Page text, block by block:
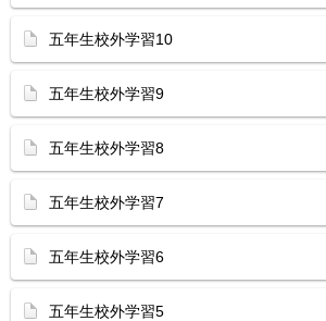
五年生校外学習10
五年生校外学習9
五年生校外学習8
五年生校外学習7
五年生校外学習6
五年生校外学習5